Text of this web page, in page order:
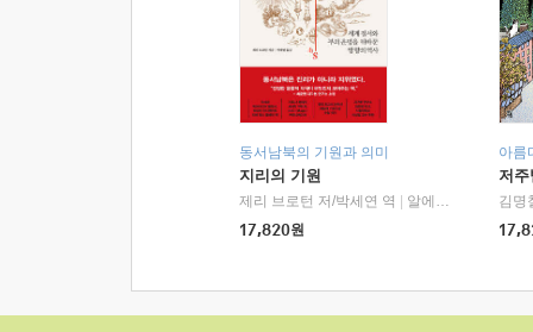
동서남북의 기원과 의미
지리의 기원
제리 브로턴 저/박세연 역
알에이치코리아(RHK)
17,820원
아름
저
김명